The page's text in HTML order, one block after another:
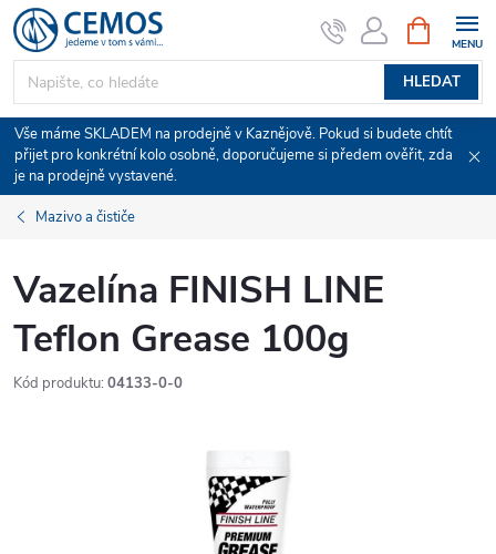
Přejít
na
obsah
HLEDAT
NÁKUPNÍ
KOŠÍK
Vše máme SKLADEM na prodejně v Kaznějově. Pokud si budete chtít
přijet pro konkrétní kolo osobně, doporučujeme si předem ověřit, zda
je na prodejně vystavené.
Mazivo a čističe
Vazelína FINISH LINE
Teflon Grease 100g
Kód produktu: 04133-0-0